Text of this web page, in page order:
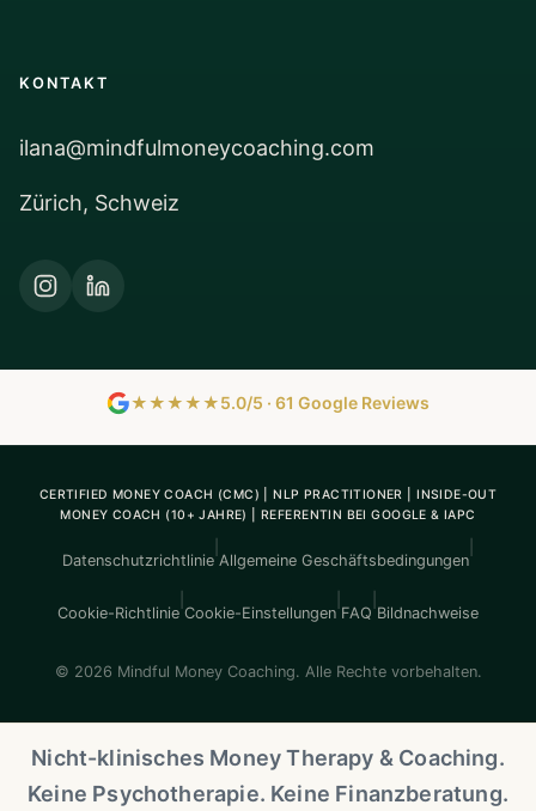
KONTAKT
ilana@mindfulmoneycoaching.com
Zürich, Schweiz
★★★★★5.0/5 · 61 Google Reviews
CERTIFIED MONEY COACH (CMC) | NLP PRACTITIONER | INSIDE-OUT
MONEY COACH (10+ JAHRE) | REFERENTIN BEI GOOGLE & IAPC
Datenschutzrichtlinie Allgemeine Geschäftsbedingungen
Cookie-Richtlinie Cookie-Einstellungen FAQ Bildnachweise
© 2026 Mindful Money Coaching. Alle Rechte vorbehalten.
Nicht-klinisches Money Therapy & Coaching.
Keine Psychotherapie. Keine Finanzberatung.